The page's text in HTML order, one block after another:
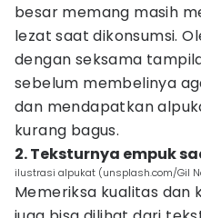
besar memang masih
lezat saat dikonsumsi.
dengan seksama
sebelum membelinya
dan mendapatkan
kurang bagus.
2. Teksturnya empuk
ilustrasi alpukat (unsplash.com/Gil
Memeriksa kualitas dan